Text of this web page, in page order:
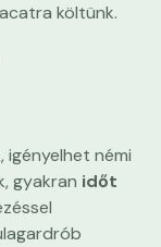
költünk.
igényelhet némi
gyakran időt